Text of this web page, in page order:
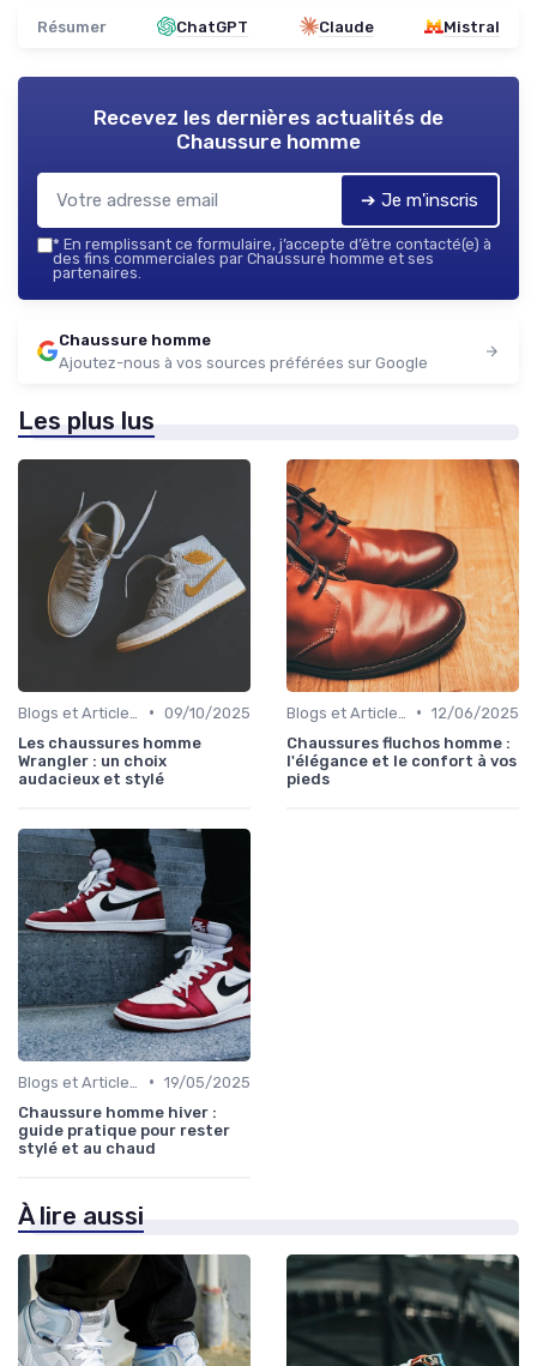
Résumer ChatGPT Claude Mistral
Recevez les dernières actualités de
Chaussure homme
➔ Je m'inscris
* En remplissant ce formulaire, j’accepte d’être contacté(e) à
des fins commerciales par Chaussure homme et ses
partenaires.
Chaussure homme
Ajoutez-nous à vos sources préférées sur Google
Les plus lus
• 09/10/2025
Les chaussures homme
Wrangler : un choix
audacieux et stylé
• 12/06/2025
Chaussures fluchos homme :
l'élégance et le confort à vos
pieds
• 19/05/2025
Chaussure homme hiver :
guide pratique pour rester
stylé et au chaud
À lire aussi